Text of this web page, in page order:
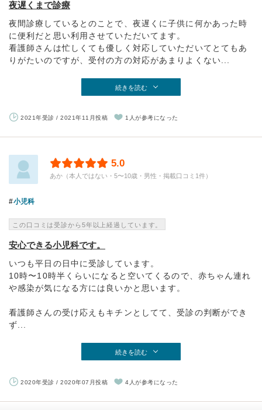
夜遅くまで診療
夜間診療しているとのことで、夜遅くに子供に何かあった時
に便利だと思い利用させていただいてます。
看護師さんは忙しくても優しく対応していただいてとてもあ
りがたいのですが、受付の方の対応があまりよくない...
続きを読む
2021年受診 / 2021年11月投稿 1人が参考になった
5.0
あか（本人ではない・5〜10歳・男性・掲載口コミ1件）
小児科
この口コミは受診から5年以上経過しています。
安心できる小児科です。
いつも平日の日中に受診しています。
10時〜10時半くらいになると空いてくるので、赤ちゃん連れ
や感染が気になる方には良いかと思います。
看護師さんの受け応えもキチンとしてて、受診の判断ができ
ず...
続きを読む
2020年受診 / 2020年07月投稿 4人が参考になった